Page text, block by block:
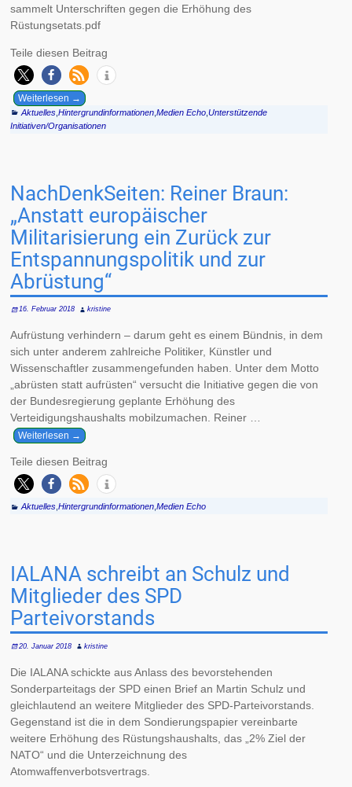
sammelt Unterschriften gegen die Erhöhung des
Rüstungsetats.pdf
Teile diesen Beitrag
Weiterlesen →
Aktuelles, Hintergrundinformationen, Medien Echo, Unterstützende
Initiativen/Organisationen
NachDenkSeiten: Reiner Braun:
„Anstatt europäischer
Militarisierung ein Zurück zur
Entspannungspolitik und zur
Abrüstung“
16. Februar 2018 kristine
Aufrüstung verhindern – darum geht es einem Bündnis, in dem
sich unter anderem zahlreiche Politiker, Künstler und
Wissenschaftler zusammengefunden haben. Unter dem Motto
„abrüsten statt aufrüsten“ versucht die Initiative gegen die von
der Bundesregierung geplante Erhöhung des
Verteidigungshaushalts mobilzumachen. Reiner …
Weiterlesen →
Teile diesen Beitrag
Aktuelles,Hintergrundinformationen,Medien Echo
IALANA schreibt an Schulz und
Mitglieder des SPD
Parteivorstands
20. Januar 2018 kristine
Die IALANA schickte aus Anlass des bevorstehenden
Sonderparteitags der SPD einen Brief an Martin Schulz und
gleichlautend an weitere Mitglieder des SPD-Parteivorstands.
Gegenstand ist die in dem Sondierungspapier vereinbarte
weitere Erhöhung des Rüstungshaushalts, das „2% Ziel der
NATO“ und die Unterzeichnung des
Atomwaffenverbotsvertrags.